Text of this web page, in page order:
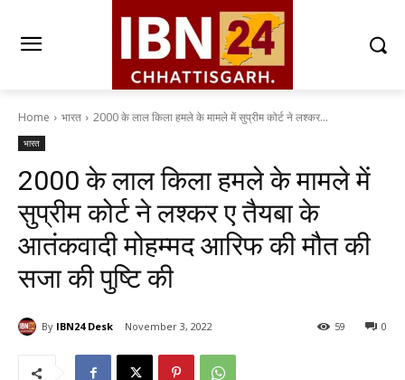
Home भारत 2000 के लाल किला हमले के मामले में सुप्रीम कोर्ट ने लश्कर...
भारत
2000 के लाल किला हमले के मामले में
सुप्रीम कोर्ट ने लश्कर ए तैयबा के
आतंकवादी मोहम्मद आरिफ की मौत की
सजा की पुष्टि की
By IBN24 Desk November 3, 2022 0
59